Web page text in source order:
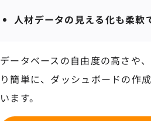
人材データの見える化も柔軟
データベースの自由度の高さや
り簡単に、ダッシュボードの作
います。